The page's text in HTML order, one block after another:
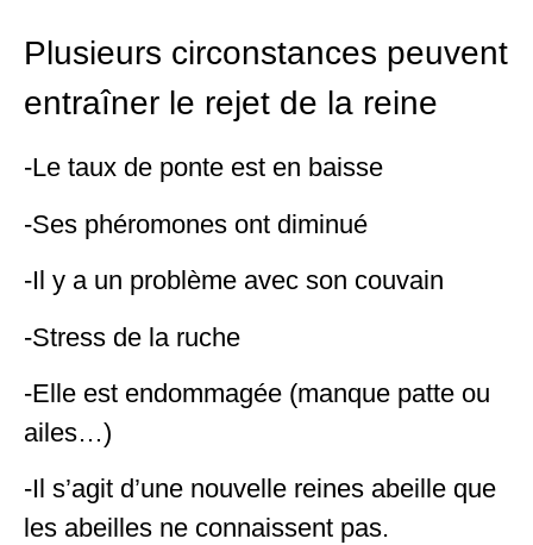
Plusieurs circonstances peuvent
entraîner le rejet de la reine
-Le taux de ponte est en baisse
-Ses phéromones ont diminué
-Il y a un problème avec son couvain
-Stress de la ruche
-Elle est endommagée (manque patte ou
ailes…)
-Il s’agit d’une nouvelle reines abeille que
les abeilles ne connaissent pas.